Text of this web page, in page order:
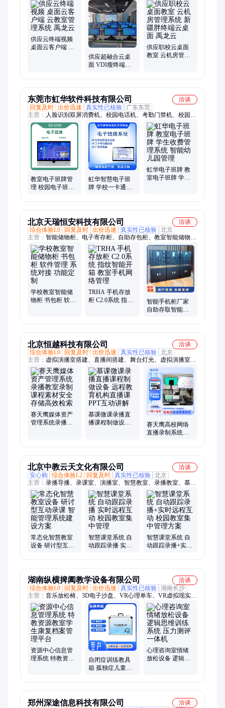
云课堂终端、云电脑一体机、桌面云客户端、云计算机终端、
vdi云桌面、私有云搭建、超融合、服务器虚拟化
供应云终端视频
桌面云客户端 云
供应超融合云桌
面 VDI瘦终端云
供应职校云桌面
教室 云机房管理
东莞市虹华软件科技有限公司
洽谈
回复及时 出价迅速 真实性已核验
广东东莞
主营： 人脸识别双屏消费机、校园电话机、考勤门禁机、校园一
卡通系统、水电控系统、智慧食堂一卡通系统、电子班牌系统、
智能食堂系统、智慧图书馆系统、学校人脸考勤系统、学生缴费
系统、校车管理系统、招生管理系统、智慧后勤系统、学校接送
系统、洗衣分拣系统、小卖部进销存系统、无感考勤、淋浴水控
机、学校寄存柜
教室电子班牌管
理 校园电子班牌
虹华智慧电子班
牌 学校一卡通系
虹华电子班牌 教
室电子班牌 学生
北京天瑞恒安科技有限公司
洽谈
综合体验L0
回复及时 出价迅速 真实性已核验 北京
主营： 智能储物柜、电子寄存柜、自助存包柜、教室智能储物
柜、公文交换箱、智能文件交换柜、智能物证柜、智能卷宗柜、
手机屏蔽柜
学校教室智能储
物柜 书包柜 软件
TRHA 手机存放
柜 C2.0系统 指纹
智能手机柜厂家
自助存取智能柜
北京恒越科技有限公司
洽谈
综合体验L0
回复及时 出价迅速 真实性已核验 北京
主营： 虚拟演播室搭建、直播间搭建、舞台灯光、虚拟演播室系
统、慕课微课系统、绿箱、蓝箱、隔音装修、提词器
赛天鹰媒体资产
管理系统录播教
慕课微课录播直
播课程制做设备
赛天鹰高校网络
直播录制系统单
北京中教云天文化有限公司
洽谈
安心购
综合体验L2 回复及时 真实性已核验 北京
主营： 录播导播、录课室、演播室、智慧教室、录播教室、慕课
系统、非编系统、非线性编辑系统、国产便携录播、教学设备、
录播互动、智能录播、直播录播、自动录播、实训录播推车、无
线录播、同步双师课堂、三防加固笔记本、微课录制、跟踪录
播、视频录制、高清录播服务器、虚拟演播室、校园电视台、慕
课设备
常态化智慧教室
设备 研讨型互动
智慧课堂系统 自
动跟踪录播 实时
智慧课堂系统 自
动跟踪录播+实时
湖南纵横捭阖教学设备有限公司
洽谈
综合体验L0
回复及时 出价迅速 真实性已核验 湖南长沙
主营： 音乐放松椅、3D电子沙盘、VR心理单车、VR虚拟现实放
松系统、VR心理放松训练系统、逻辑思维训练系统、积极情绪
训练系统、便携式心理评估图像、智能情绪宣泄设备、动感单车
情感宣泄平台、学校心理沙盘疏导、团体心理健康辅导箱、职业
生涯心理辅导箱、学校自信引导设备、半硅胶宣泄人、智能心理
沙盘、心理咨询设备、健身减压自助机、户外素质拓展箱、智能
按摩减压舱、多动多重训练教具箱、视觉训练教具箱、听觉训练
教具箱、早期行为干预卡片、社会行为干预卡片
资源中心信息管
理系统 特教资源
自闭症训练教具
箱 孤独症儿童康
心理咨询室情绪
放松设备 逻辑思
郑州深途信息科技有限公司
洽谈